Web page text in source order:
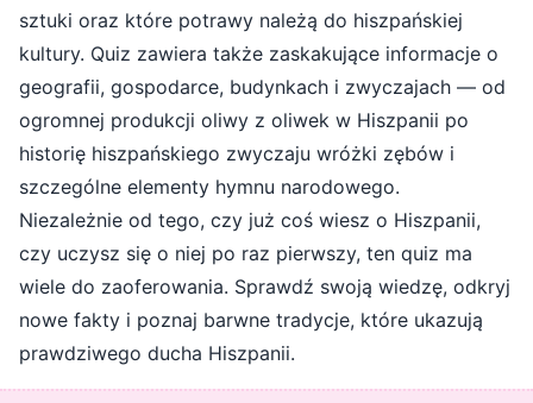
sztuki oraz które potrawy należą do hiszpańskiej
kultury. Quiz zawiera także zaskakujące informacje o
geografii, gospodarce, budynkach i zwyczajach — od
ogromnej produkcji oliwy z oliwek w Hiszpanii po
historię hiszpańskiego zwyczaju wróżki zębów i
szczególne elementy hymnu narodowego.
Niezależnie od tego, czy już coś wiesz o Hiszpanii,
czy uczysz się o niej po raz pierwszy, ten quiz ma
wiele do zaoferowania. Sprawdź swoją wiedzę, odkryj
nowe fakty i poznaj barwne tradycje, które ukazują
prawdziwego ducha Hiszpanii.